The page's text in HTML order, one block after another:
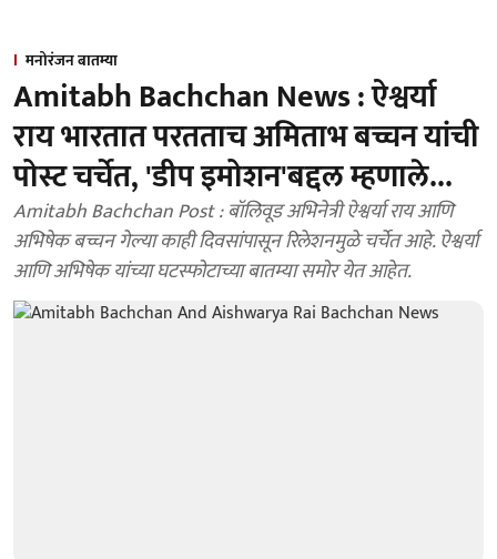
मनोरंजन बातम्या
Amitabh Bachchan News : ऐश्वर्या
राय भारतात परतताच अमिताभ बच्चन यांची
पोस्ट चर्चेत, 'डीप इमोशन'बद्दल म्हणाले...
Amitabh Bachchan Post : बॉलिवूड अभिनेत्री ऐश्वर्या राय आणि
अभिषेक बच्चन गेल्या काही दिवसांपासून रिलेशनमुळे चर्चेत आहे. ऐश्वर्या
आणि अभिषेक यांच्या घटस्फोटाच्या बातम्या समोर येत आहेत.